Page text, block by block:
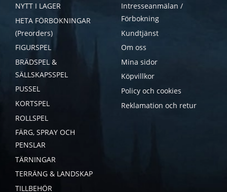
NYTT I LAGER
HETA FÖRBOKNINGAR
(Preorders)
FIGURSPEL
BRÄDSPEL &
SÄLLSKAPSSPEL
PUSSEL
KORTSPEL
ROLLSPEL
FÄRG, SPRAY OCH
PENSLAR
TÄRNINGAR
TERRÄNG & LANDSKAP
TILLBEHÖR
Intresseanmälan /
Förbokning
Kundtjänst
Om oss
Mina sidor
Köpvillkor
Policy och cookies
Reklamation och retur